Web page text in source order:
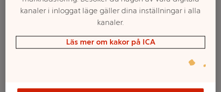
Välj butik och handla
kanaler i inloggat läge gäller dina inställningar i alla
kanaler.
Läs mer om kakor på ICA